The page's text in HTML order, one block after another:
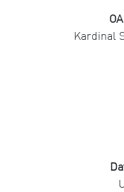
Kardinal